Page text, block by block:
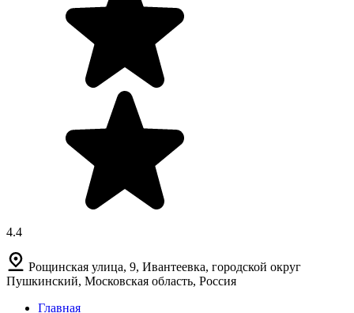
4.4
Рощинская улица, 9, Ивантеевка, городской округ
Пушкинский, Московская область, Россия
Главная